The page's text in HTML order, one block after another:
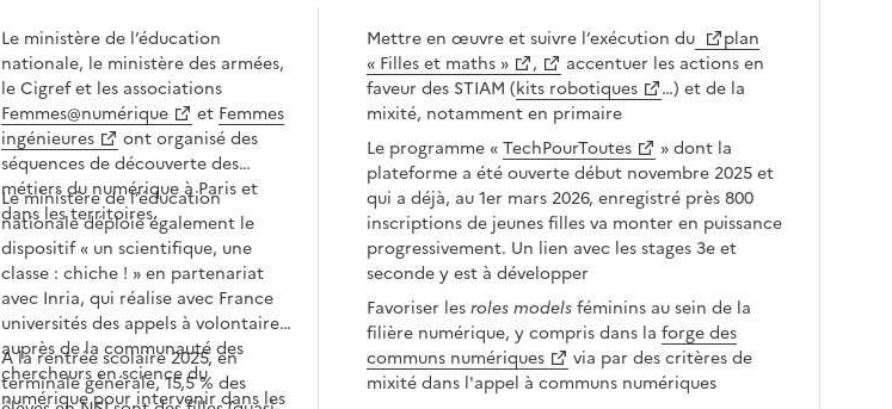
générale (96% d'élèves certifiés), un
élève sur trois dispose duniveau
attendu Indépendant 2
, tandis
qu'en Terminale professionnelle
(86% d'élèves certifiés), seul 1 élève
sur 10 atteint le niveau attendu.
Le ministère de l’éducation
nationale, le ministère des armées,
le Cigref et les associations
Femmes@numérique
et Femmes
ingénieures
ont organisé des
séquences de découverte des
métiers du numérique à Paris et
dans les territoires.
Le ministère de l’éducation
nationale déploie également le
dispositif « un scientifique, une
classe : chiche ! » en partenariat
avec Inria, qui réalise avec France
universités des appels à volontaires
auprès de la communauté des
chercheurs en science du
numérique pour intervenir dans les
A la rentrée scolaire 2025, en
terminale générale, 15,5 % des
Mettre en œuvre et suivre l’exécution du
plan
« Filles et maths »
,
accentuer les actions en
faveur des STIAM (kits robotiques
…) et de la
mixité, notamment en primaire
Le programme «TechPourToutes
» dont la
plateforme a été ouverte début novembre 2025 et
qui a déjà, au 1er mars 2026, enregistré près 800
inscriptions de jeunes filles va monter en puissance
progressivement. Un lien avec les stages 3e et
seconde y est à développer
Favoriser lesroles modelsféminins au sein de la
filière numérique, y compris dans la forge des
communs numériques
via par des critères de
mixité dans l'appel à communs numériques